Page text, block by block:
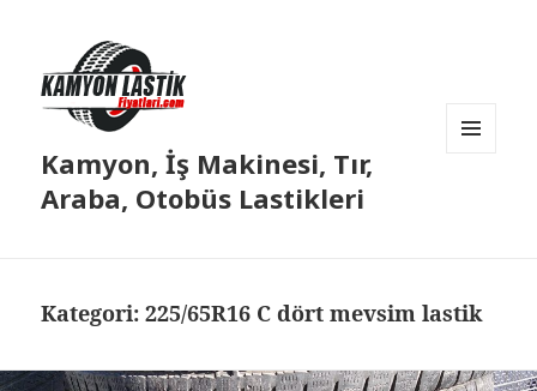
Kamyon, İş Makinesi, Tır,
Araba, Otobüs Lastikleri
Kategori:225/65R16 C dört mevsim lastik